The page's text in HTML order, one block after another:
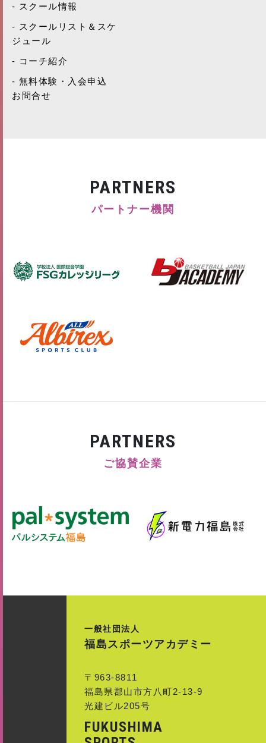
スクール情報
スクールリスト＆スケ
ジュール
コーチ紹介
無料体験・入会申込
お問合せ
PARTNERS
パートナー機関
PARTNERS
ご協賛企業
一般社団法人
福島スポーツアカデミー
〒963-8811
福島県郡山市方八町2-13-9
光建ビル205号
FUKUSHIMA